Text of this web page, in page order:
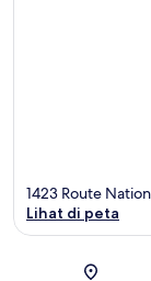
1423 Route
Lihat di peta